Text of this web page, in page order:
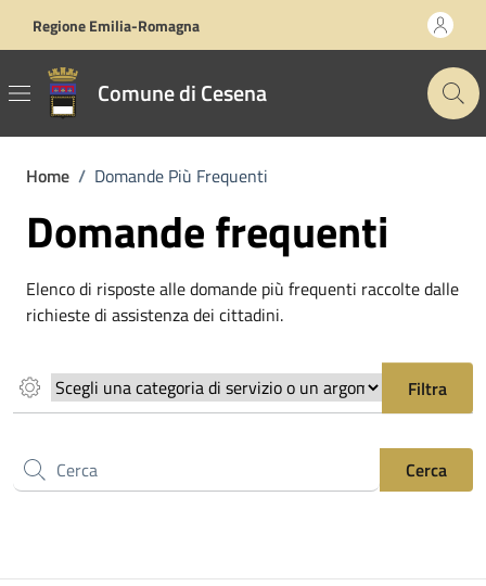
Regione Emilia-Romagna
Comune di Cesena
Home / Domande Più Frequenti
Domande frequenti
Elenco di risposte alle domande più frequenti raccolte dalle
richieste di assistenza dei cittadini.
Scegli una categoria di servizio o un argomento Filtra
Cerca nel sito Cerca